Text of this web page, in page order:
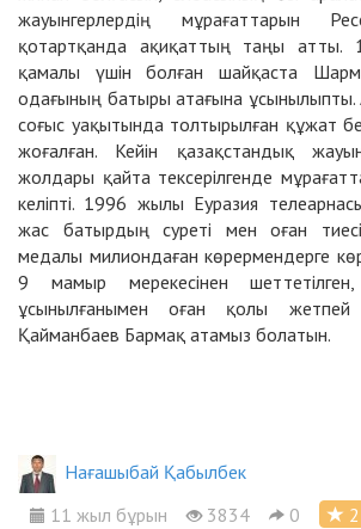
жауынгерлердің мұрағаттарын
қотартқанда ақиқаттың таңы
қамалы үшін болған шайқаста
одағының батыры атағына ұсынылыпты.
соғыс уақытында толтырылған құжат
жоғалған. Кейін қазақстандық
жолдары қайта тексерілгенде
келіпті. 1996 жылы Еуразия
жас батырдың суреті мен оған
медалы милиондаған көрермендерге
9 мамыр мерекесінен
ұсынылғанымен оған қолы жетпей
Қайманбаев Бармақ атамыз болатын.
Нағашыбай Қабылбек
11 жыл бұрын
3834 0 2